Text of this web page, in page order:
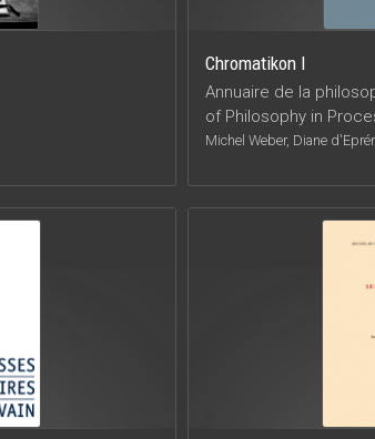
Chromatikon I
Annuaire de la
of Philosophy in
Michel Weber, Diane